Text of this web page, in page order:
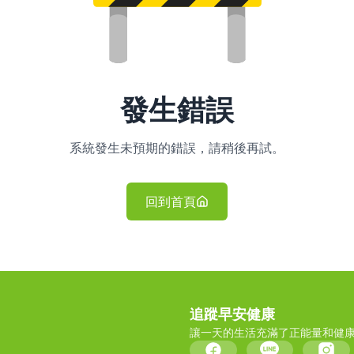
發生錯誤
系統發生未預期的錯誤，請稍後再試。
回到首頁
追蹤早安健康
讓一天的生活充滿了正能量和健